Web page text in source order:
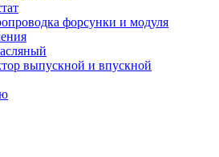
форсунки и модуля
выпускной и впускной